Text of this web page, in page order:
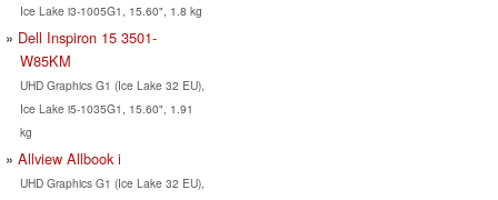
Ice Lake i3-1005G1, 15.60", 1.8 kg
Dell Inspiron 15 3501-
W85KM
UHD Graphics G1 (Ice Lake 32 EU),
Ice Lake i5-1035G1, 15.60", 1.91
kg
Allview Allbook i
UHD Graphics G1 (Ice Lake 32 EU),